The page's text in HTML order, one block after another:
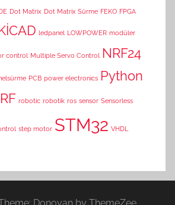
Dot Matrix Dot Matrix Sürme FEKO FPGA
ledpanel LOWPOWER modüler
control Multiple Servo Control NRF24
PCB power electronics Python
RF robotic robotik ros sensor Sensorless
step motor STM32 VHDL